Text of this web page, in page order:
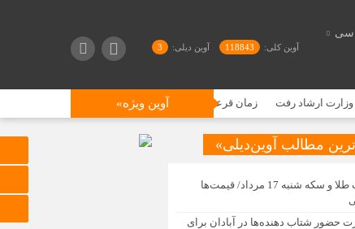
آوین کلی: 118843 آوین دیلی: 3
آوین ویژه» رفت زمان قرعه کشی ایران خودرو/ لاتاری خودرویی در ایران رکورد زد/ 55میلیون گواهینامه، 10 میلیون متقاضی!
مطالب آوین‌دیلی»
قیمت طلا و سکه شنبه 17 مرداد/ قیمت‌ها
حضور شتاب ‌دهنده‌ها در آبادان برای